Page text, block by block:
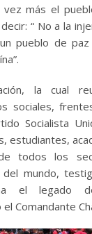
más el
“ No a la
pueblo de
la cual
sociales,
Socialista
estudiantes,
todos los
mundo,
el legado
Comandante